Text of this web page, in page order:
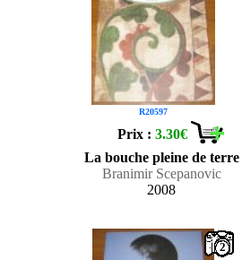
R20597
Prix :3.30€
La bouche pleine de terre
Branimir Scepanovic
2008
2